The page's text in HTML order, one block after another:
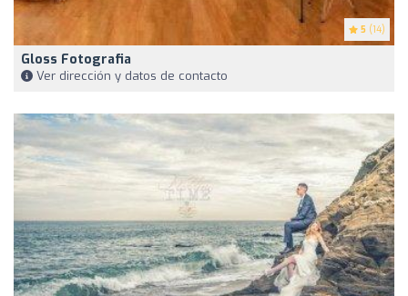
5 (14)
Gloss Fotografia
Ver dirección y datos de contacto